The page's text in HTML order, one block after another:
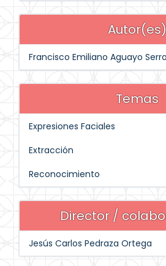
Autor(es)
Francisco Emiliano Aguayo
Temas
Expresiones Faciales
Extracción
Reconocimiento
Director /
Jesús Carlos Pedraza Ortega